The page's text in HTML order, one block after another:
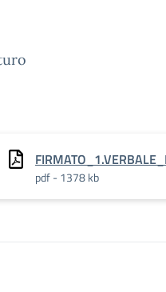
pdf - 1378 kb